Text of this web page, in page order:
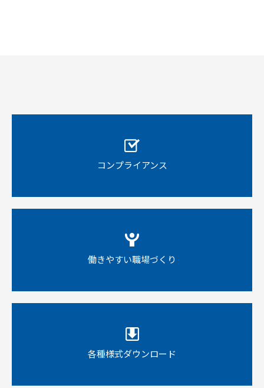
コンプライアンス
働きやすい職場づくり
各種様式ダウンロード